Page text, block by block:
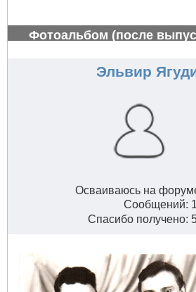
Фотоальбом (после
Эльвир
Осваиваюсь на
Сообщений:
Спасибо получено: